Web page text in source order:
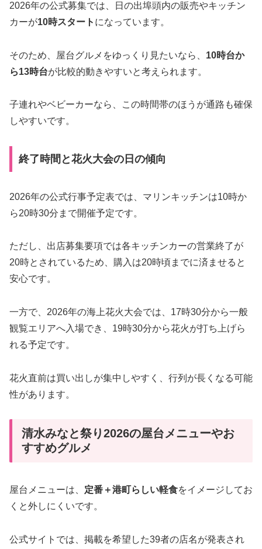
2026年の公式募集では、日の出埠頭内の販売やキッチン
カーが10時スタート になっています。
そのため、屋台グルメをゆっくり見たいなら、 10時台か
ら13時台が比較的動きやすいと考えられます。
子連れやベビーカーなら、この時間帯のほうが通路も確保
しやすいです。
終了時間と花火大会の日の傾向
2026年の公式行事予定表では、マリンキッチンは10時か
ら20時30分まで開催予定です。
ただし、出店募集要項では各キッチンカーの営業終了が
20時とされているため、購入は20時頃までに済ませると
安心です。
一方で、2026年の海上花火大会では、17時30分から一般
観覧エリアへ入場でき、19時30分から花火が打ち上げら
れる予定です。
花火直前は買い出しが集中しやすく、行列が長くなる可能
性があります。
清水みなと祭り2026の屋台メニューやお
すすめグルメ
屋台メニューは、 定番＋港町らしい軽食をイメージしてお
くと外しにくいです。
公式サイトでは、掲載を希望した39者の店名が発表され